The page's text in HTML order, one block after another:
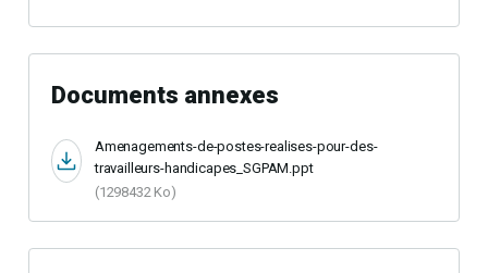
Documents annexes
Amenagements-de-postes-realises-pour-des-
travailleurs-handicapes_SGPAM.ppt
(1298432 Ko)